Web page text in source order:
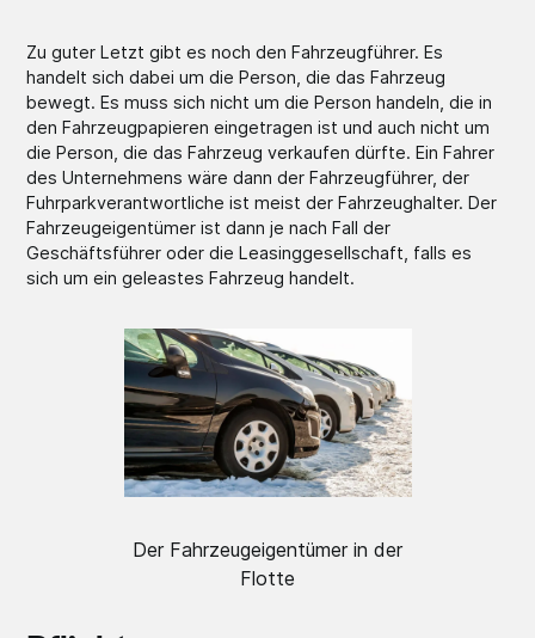
Zu guter Letzt gibt es noch den Fahrzeugführer. Es
handelt sich dabei um die Person, die das Fahrzeug
bewegt. Es muss sich nicht um die Person handeln, die in
den Fahrzeugpapieren eingetragen ist und auch nicht um
die Person, die das Fahrzeug verkaufen dürfte. Ein Fahrer
des Unternehmens wäre dann der Fahrzeugführer, der
Fuhrparkverantwortliche ist meist der Fahrzeughalter. Der
Fahrzeugeigentümer ist dann je nach Fall der
Geschäftsführer oder die Leasinggesellschaft, falls es
sich um ein geleastes Fahrzeug handelt.
Der Fahrzeugeigentümer in der
Flotte